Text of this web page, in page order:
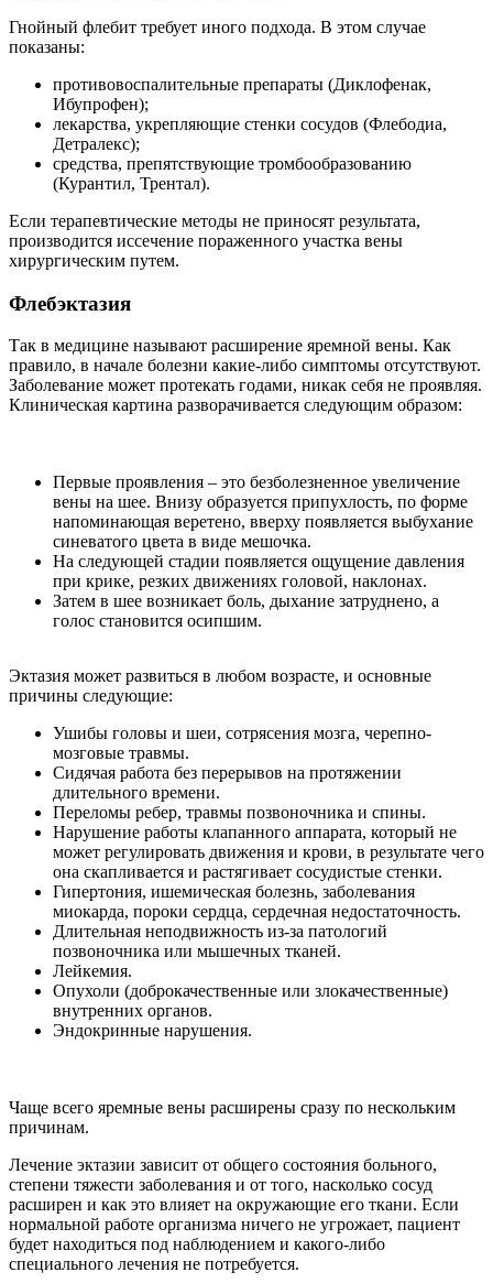
Гнойный флебит требует иного подхода. В этом случае
показаны:
противовоспалительные препараты (Диклофенак,
Ибупрофен);
лекарства, укрепляющие стенки сосудов (Флебодиа,
Детралекс);
средства, препятствующие тромбообразованию
(Курантил, Трентал).
Если терапевтические методы не приносят результата,
производится иссечение пораженного участка вены
хирургическим путем.
Флебэктазия
Так в медицине называют расширение яремной вены. Как
правило, в начале болезни какие-либо симптомы отсутствуют.
Заболевание может протекать годами, никак себя не проявляя.
Клиническая картина разворачивается следующим образом:
Первые проявления – это безболезненное увеличение
вены на шее. Внизу образуется припухлость, по форме
напоминающая веретено, вверху появляется выбухание
синеватого цвета в виде мешочка.
На следующей стадии появляется ощущение давления
при крике, резких движениях головой, наклонах.
Затем в шее возникает боль, дыхание затруднено, а
голос становится осипшим.
Эктазия может развиться в любом возрасте, и основные
причины следующие:
Ушибы головы и шеи, сотрясения мозга, черепно-
мозговые травмы.
Сидячая работа без перерывов на протяжении
длительного времени.
Переломы ребер, травмы позвоночника и спины.
Нарушение работы клапанного аппарата, который не
может регулировать движения и крови, в результате чего
она скапливается и растягивает сосудистые стенки.
Гипертония, ишемическая болезнь, заболевания
миокарда, пороки сердца, сердечная недостаточность.
Длительная неподвижность из-за патологий
позвоночника или мышечных тканей.
Лейкемия.
Опухоли (доброкачественные или злокачественные)
внутренних органов.
Эндокринные нарушения.
Чаще всего яремные вены расширены сразу по нескольким
причинам.
Лечение эктазии зависит от общего состояния больного,
степени тяжести заболевания и от того, насколько сосуд
расширен и как это влияет на окружающие его ткани. Если
нормальной работе организма ничего не угрожает, пациент
будет находиться под наблюдением и какого-либо
специального лечения не потребуется.